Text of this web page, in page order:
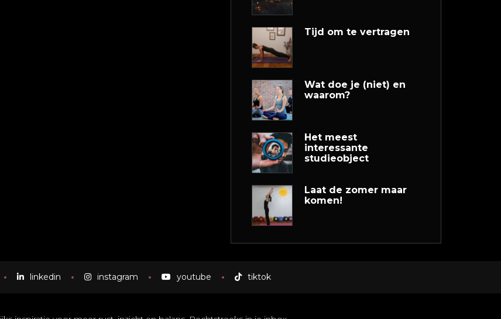
Tijd om te vertragen
Wat doe je (niet) en
waarom?
Het meest
interessante
studieobject
Laat de zomer maar
komen!
linkedin instagram youtube tiktok